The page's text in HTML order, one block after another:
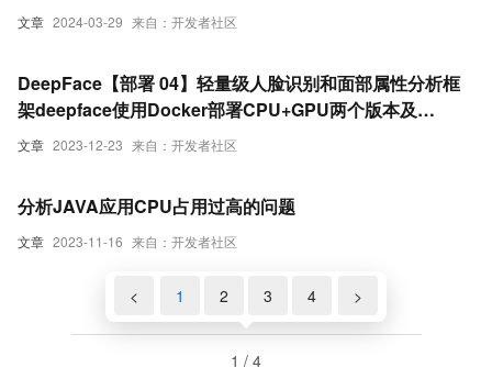
文章 2024-03-29 来自：开发者社区
文章 2023-12-23 来自：开发者社区
DeepFace【部署 04】轻量级人脸识别和面部属性分析框
架deepface使用Docker部署CPU+GPU两个版本及
cuDNN安装
文章 2023-11-16 来自：开发者社区
分析JAVA应用CPU占用过高的问题
< 1 2 3 4 >
1 / 4